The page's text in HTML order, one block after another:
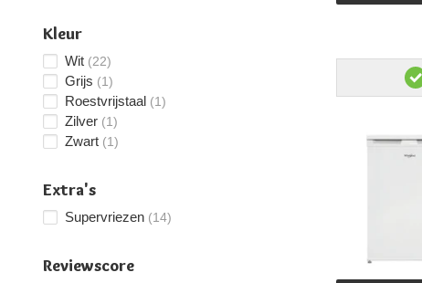
Kleur
Wit (22)
Grijs (1)
Roestvrijstaal (1)
Zilver (1)
Zwart (1)
Extra's
Supervriezen (14)
Reviewscore